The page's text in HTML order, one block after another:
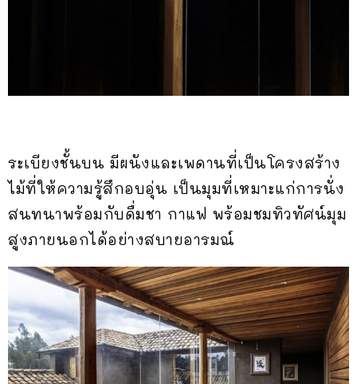
ระเบียงชั้นบน มีผนังและเพดานที่เป็นโครงสร้าง
ไม้ที่ให้ความรู้สึกอบอุ่น เป็นมุมที่เหมาะแก่การนั่ง
สนทนาพร้อมกับดื่มชา กาแฟ พร้อมชมทิวทัศน์มุม
สูงภายนอกได้อย่างสบายอารมณ์